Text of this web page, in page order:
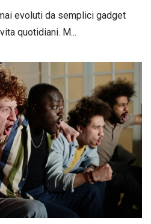
evoluti da semplici gadget
quotidiani. M...